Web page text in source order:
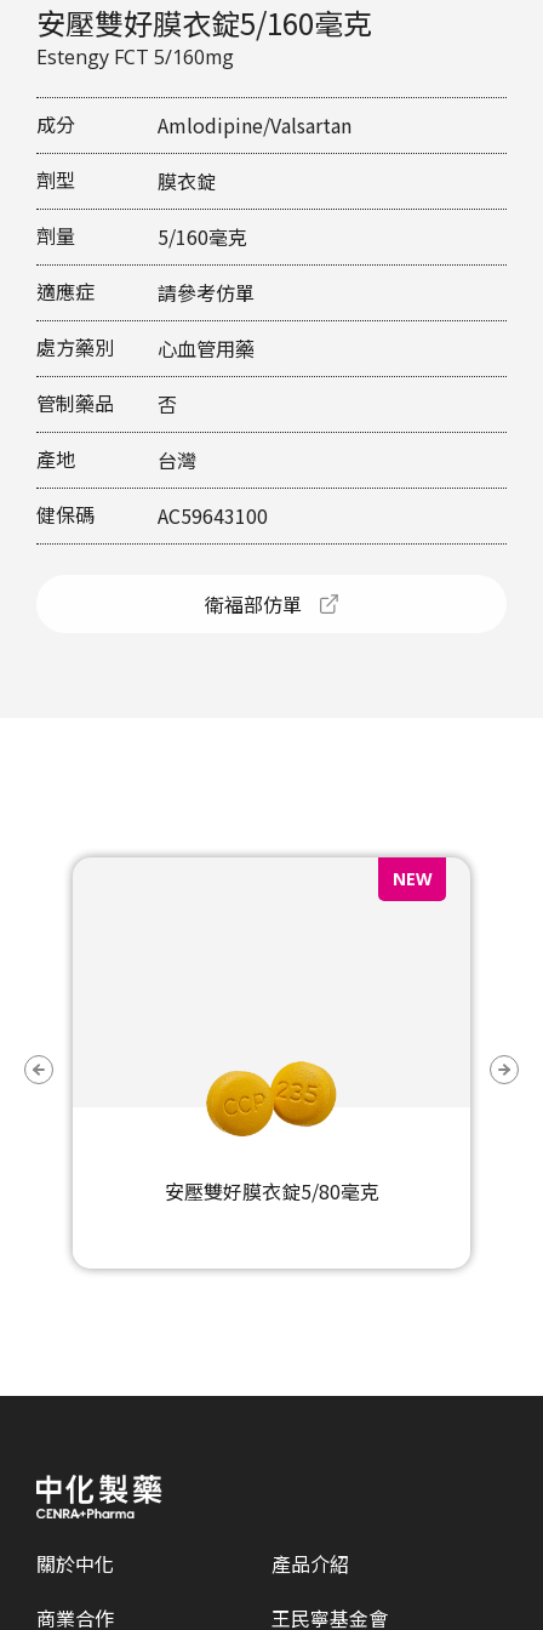
安壓雙好膜衣錠5/160毫克
Estengy FCT 5/160mg
成分
Amlodipine/Valsartan
劑型
膜衣錠
劑量
5/160毫克
適應症
請參考仿單
處方藥別
心血管用藥
管制藥品
否
產地
台灣
健保碼
AC59643100
衛福部仿單
NEW
安壓雙好膜衣錠5/80毫克
關於中化
產品介紹
商業合作
王民寧基金會